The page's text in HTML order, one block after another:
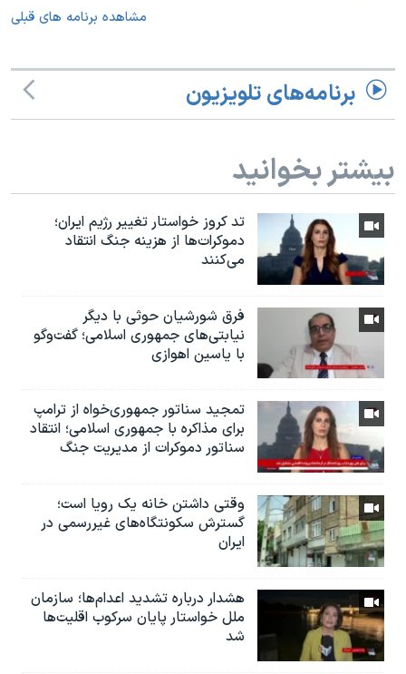
مشاهده برنامه های قبلی
برنامه‌های تلویزیون
بیشتر بخوانید
تد کروز خواستار تغییر رژیم ایران؛
دموکرات‌ها از هزینه جنگ انتقاد
می‌کنند
فرق شورشیان حوثی با دیگر
نیابتی‌های جمهوری اسلامی؛ گفت‌وگو
با یاسین اهوازی
تمجید سناتور جمهوری‌خواه از ترامپ
برای مذاکره با جمهوری اسلامی؛ انتقاد
سناتور دموکرات از مدیریت جنگ
وقتی داشتن خانه یک رویا است؛
گسترش سکونتگاه‌های غیررسمی در
ایران
هشدار درباره تشدید اعدام‌ها؛ سازمان
ملل خواستار پایان سرکوب اقلیت‌ها
شد